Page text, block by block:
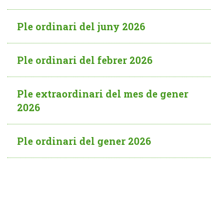
Ple ordinari del juny 2026
Ple ordinari del febrer 2026
Ple extraordinari del mes de gener
2026
Ple ordinari del gener 2026